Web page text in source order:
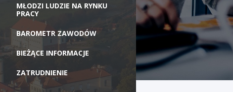
MŁODZI LUDZIE NA RYNKU
PRACY
BAROMETR ZAWODÓW
BIEŻĄCE INFORMACJE
ZATRUDNIENIE